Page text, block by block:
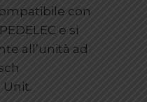
con
e si
all’unità ad
Unit.